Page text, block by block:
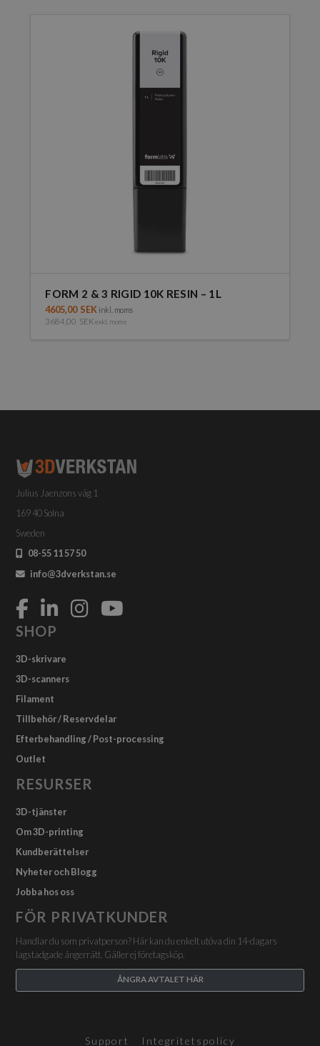
FORM 2 & 3 RIGID 10K RESIN – 1L
4605,00 SEK inkl. moms
3684,00 SEK exkl. moms
Julius Jaenzons väg 1
169 40 Solna
Sweden
08-55 11 57 50
info@3dverkstan.se
SHOP
3D-skrivare
3D-scanners
Filament
Tillbehör / Reservdelar
Efterbehandling / Post-processing
Outlet
RESURSER
3D-tjänster
Om 3D-printing
Kundberättelser
Nyheter och Blogg
Jobba hos oss
FÖR PRIVATKUNDER
Handlar du som privatperson? Här kan du enkelt utöva din 14-dagars
lagstadgade ångerrätt. Gäller ej företagsköp.
ÅNGRA AVTALET HÄR
Support Integritetspolicy